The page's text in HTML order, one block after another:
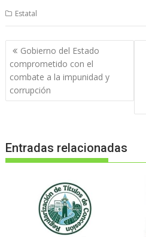
Estatal
Navegación
de
entradas
Gobierno del Estado
comprometido con el
combate a la impunidad y
corrupción
Entradas relacionadas